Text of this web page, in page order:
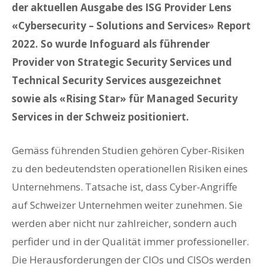
der aktuellen Ausgabe des ISG Provider Lens
«Cybersecurity – Solutions and Services» Report
2022. So wurde Infoguard als führender
Provider von Strategic Security Services und
Technical Security Services ausgezeichnet
sowie als «Rising Star» für Managed Security
Services in der Schweiz positioniert.
Gemäss führenden Studien gehören Cyber-Risiken
zu den bedeutendsten operationellen Risiken eines
Unternehmens. Tatsache ist, dass Cyber-Angriffe
auf Schweizer Unternehmen weiter zunehmen. Sie
werden aber nicht nur zahlreicher, sondern auch
perfider und in der Qualität immer professioneller.
Die Herausforderungen der CIOs und CISOs werden